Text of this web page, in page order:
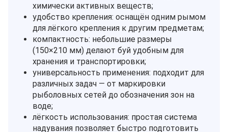
химически активных веществ;
удобство крепления: оснащён одним рымом
для лёгкого крепления к другим предметам;
компактность: небольшие размеры
(150×210 мм) делают буй удобным для
хранения и транспортировки;
универсальность применения: подходит для
различных задач — от маркировки
рыболовных сетей до обозначения зон на
воде;
лёгкость использования: простая система
надувания позволяет быстро подготовить